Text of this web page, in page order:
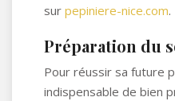
sur pepiniere-nice.com.
Préparation du
Pour réussir sa future
indispensable de bien